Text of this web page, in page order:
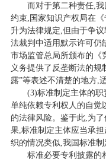
而对于第二种责任,
约束,国家知识产权局在
升为法律规定,但由于争
法裁判中适用默示许可仍
市场监管总局所颁布的《
义务提供了反垄断法的规
露”等表述不清楚的地方,
(3)标准制定主体的职
单纯依赖专利权人的自觉
的法律风险。鉴于此,为
果,标准制定主体应当承
织的情况类似,我国标准制
标准必要专利披露的